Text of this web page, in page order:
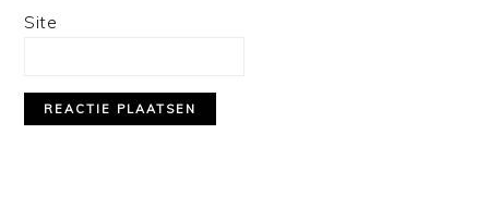
Site